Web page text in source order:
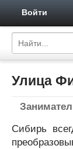
Войти
Улица
Сибирь